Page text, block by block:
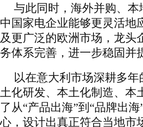
与此同时，海外并购、
中国家电企业能够更灵活地
及更广泛的欧洲市场，龙头
务体系完善，进一步稳固并
以在意大利市场深耕多
土化研发、本土化制造、本
了从“产品出海”到“品牌出
心，设计出真正符合当地市